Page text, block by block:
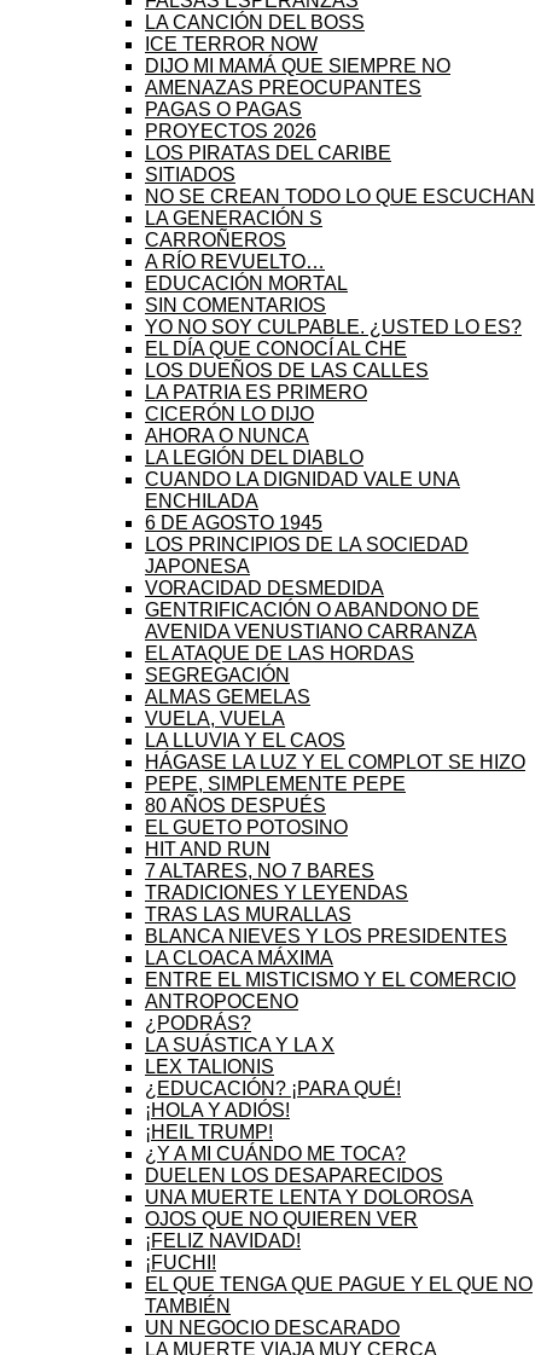
LA CANCIÓN DEL BOSS
ICE TERROR NOW
DIJO MI MAMÁ QUE SIEMPRE NO
AMENAZAS PREOCUPANTES
PAGAS O PAGAS
PROYECTOS 2026
LOS PIRATAS DEL CARIBE
SITIADOS
NO SE CREAN TODO LO QUE ESCUCHAN
LA GENERACIÓN S
CARROÑEROS
A RÍO REVUELTO…
EDUCACIÓN MORTAL
SIN COMENTARIOS
YO NO SOY CULPABLE. ¿USTED LO ES?
EL DÍA QUE CONOCÍ AL CHE
LOS DUEÑOS DE LAS CALLES
LA PATRIA ES PRIMERO
CICERÓN LO DIJO
AHORA O NUNCA
LA LEGIÓN DEL DIABLO
CUANDO LA DIGNIDAD VALE UNA
ENCHILADA
6 DE AGOSTO 1945
LOS PRINCIPIOS DE LA SOCIEDAD
JAPONESA
VORACIDAD DESMEDIDA
GENTRIFICACIÓN O ABANDONO DE
AVENIDA VENUSTIANO CARRANZA
EL ATAQUE DE LAS HORDAS
SEGREGACIÓN
ALMAS GEMELAS
VUELA, VUELA
LA LLUVIA Y EL CAOS
HÁGASE LA LUZ Y EL COMPLOT SE HIZO
PEPE, SIMPLEMENTE PEPE
80 AÑOS DESPUÉS
EL GUETO POTOSINO
HIT AND RUN
7 ALTARES, NO 7 BARES
TRADICIONES Y LEYENDAS
TRAS LAS MURALLAS
BLANCA NIEVES Y LOS PRESIDENTES
LA CLOACA MÁXIMA
ENTRE EL MISTICISMO Y EL COMERCIO
ANTROPOCENO
¿PODRÁS?
LA SUÁSTICA Y LA X
LEX TALIONIS
¿EDUCACIÓN? ¡PARA QUÉ!
¡HOLA Y ADIÓS!
¡HEIL TRUMP!
¿Y A MI CUÁNDO ME TOCA?
DUELEN LOS DESAPARECIDOS
UNA MUERTE LENTA Y DOLOROSA
OJOS QUE NO QUIEREN VER
¡FELIZ NAVIDAD!
¡FUCHI!
EL QUE TENGA QUE PAGUE Y EL QUE NO
TAMBIÉN
UN NEGOCIO DESCARADO
LA MUERTE VIAJA MUY CERCA